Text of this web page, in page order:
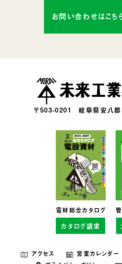
お問い合わせはこち
〒503-0201 岐阜県安八
電材総合カタログ
カタログ請求
アクセス 営業カレンダー